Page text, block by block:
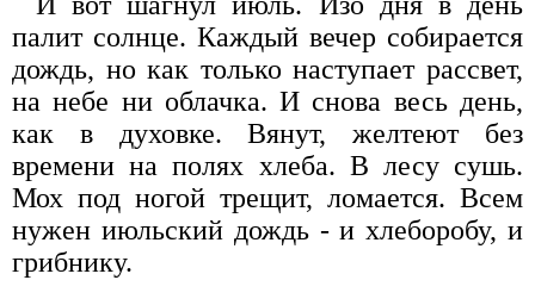
палит солнце. Каждый вечер собирается
дождь, но как только наступает рассвет,
на небе ни облачка. И снова весь день,
как в духовке. Вянут, желтеют без
времени на полях хлеба. В лесу сушь.
Мох под ногой трещит, ломается. Всем
нужен июльский дождь - и хлеборобу, и
грибнику.